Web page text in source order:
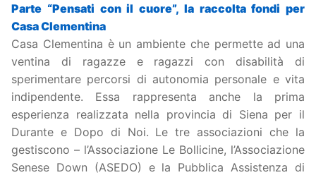
Parte “Pensati con il cuore”, la raccolta fondi per
Casa Clementina
Casa Clementina è un ambiente che permette ad una
ventina di ragazze e ragazzi con disabilità di
sperimentare percorsi di autonomia personale e vita
indipendente. Essa rappresenta anche la prima
esperienza realizzata nella provincia di Siena per il
Durante e Dopo di Noi. Le tre associazioni che la
gestiscono – l’Associazione Le Bollicine, l’Associazione
Senese Down (ASEDO) e la Pubblica Assistenza di